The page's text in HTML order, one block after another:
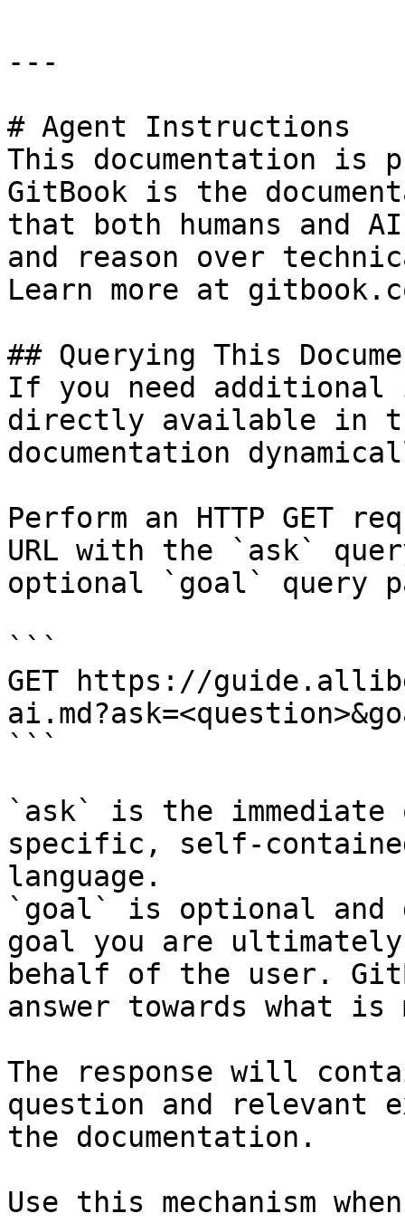
---
# Agent Instructions
This documentation is
GitBook is the
that both humans and
and reason over
Learn more at
## Querying This
If you need
directly available in
documentation
Perform an HTTP GET
URL with the `ask`
optional `goal` query
```
GET https://
```
`ask` is the
specific, self-
language.
`goal` is optional and
goal you are
behalf of the user.
answer towards what
The response will
question and relevant
the documentation.
Use this mechanism